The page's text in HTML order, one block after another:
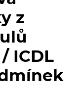
z
ICDL